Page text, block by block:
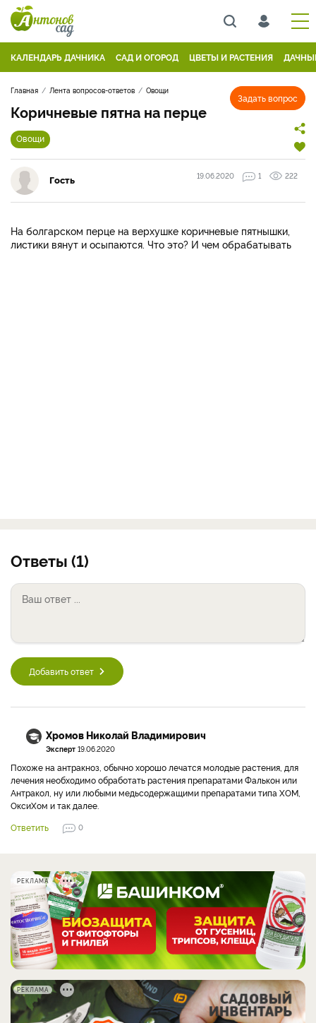
КАЛЕНДАРЬ ДАЧНИКА САД И ОГОРОД ЦВЕТЫ И РАСТЕНИЯ
Задать вопрос
Главная Лента вопросов-ответов Овощи
Коричневые пятна на перце
Овощи
Гость 19.06.2020 1 222
На болгарском перце на верхушке коричневые пятнышки,
листики вянут и осыпаются. Что это? И чем обрабатывать
Ответы (1)
Добавить ответ
Хромов Николай Владимирович
Эксперт 19.06.2020
Похоже на антракноз, обычно хорошо лечатся молодые растения, для
лечения необходимо обработать растения препаратами Фалькон или
Антракол, ну или любыми медьсодержащими препаратами типа ХОМ,
ОксиХом и так далее.
Ответить
0
РЕКЛАМА
РЕКЛАМА